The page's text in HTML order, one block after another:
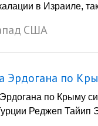
в Израиле,
США
Эрдогана по
по Крыму
Реджеп Тайип